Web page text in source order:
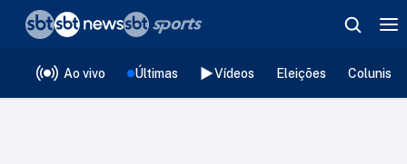
Ao vivo Últimas Vídeos Eleições
❮voltar
Editorias